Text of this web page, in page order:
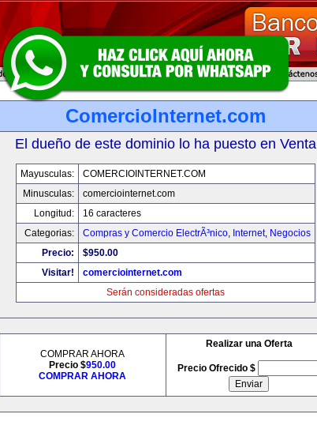
ComercioInternet.com
El dueño de este dominio lo ha puesto en Venta
Mayusculas:
COMERCIOINTERNET.COM
Minusculas:
comerciointernet.com
Longitud:
16 caracteres
Categorias:
Compras y Comercio ElectrÃ³nico, Internet, Negocios
Precio:
$950.00
Visitar!
comerciointernet.com
Serán consideradas ofertas
COMPRAR AHORA
Precio $950.00
COMPRAR AHORA
Realizar una Oferta
Precio Ofrecido $